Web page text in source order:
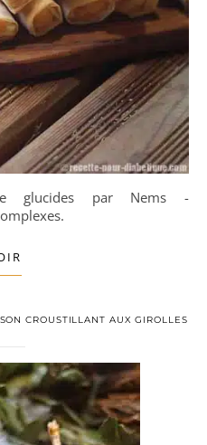
CROUSTILLANT AUX GIROLLES